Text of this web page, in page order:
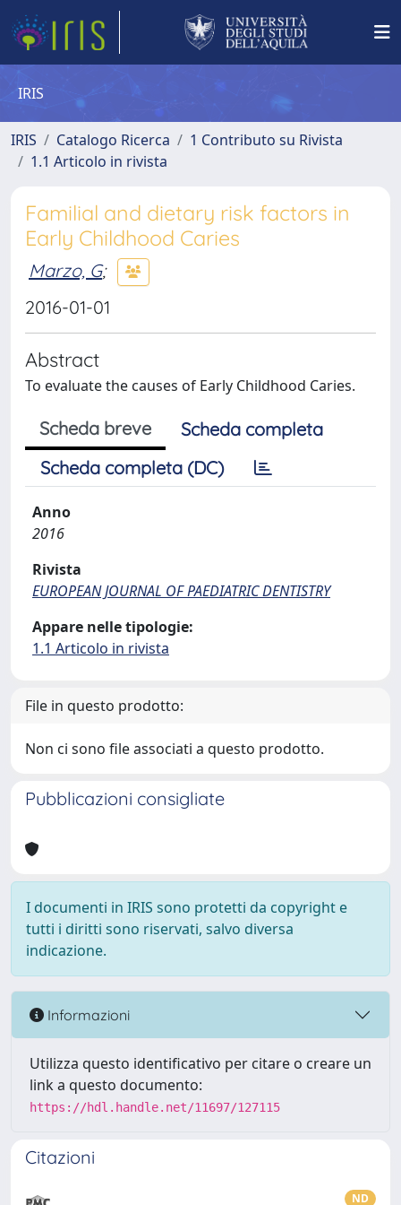
IRIS
IRIS Catalogo Ricerca
1 Contributo su Rivista
1.1 Articolo in rivista
Familial and dietary risk factors in
Early Childhood Caries
Marzo, G;
2016-01-01
Abstract
To evaluate the causes of Early Childhood Caries.
Scheda breve
Scheda completa
Scheda completa (DC)
Anno
2016
Rivista
EUROPEAN JOURNAL OF PAEDIATRIC DENTISTRY
Appare nelle tipologie:
1.1 Articolo in rivista
File in questo prodotto:
Non ci sono file associati a questo prodotto.
Pubblicazioni consigliate
I documenti in IRIS sono protetti da copyright e
tutti i diritti sono riservati, salvo diversa
indicazione.
Informazioni
Utilizza questo identificativo per citare o creare un
link a questo documento:
https://hdl.handle.net/11697/127115
Citazioni
ND